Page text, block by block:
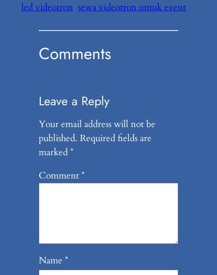
led videotron sewa videotron untuk event
Comments
Leave a Reply
Your email address will not be
published. Required fields are
marked*
Comment*
Name *